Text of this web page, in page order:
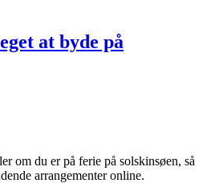
at byde på
om du er på ferie på solskinsøen, så
arrangementer online.